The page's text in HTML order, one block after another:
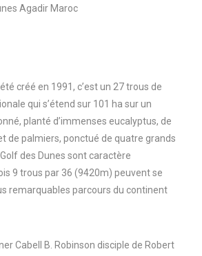
créé en 1991, c’est un 27 trous de
qui s’étend sur 101 ha sur un
planté d’immenses eucalyptus, de
de palmiers, ponctué de quatre grands
des Dunes sont caractère
9 trous par 36 (9420m) peuvent se
remarquables parcours du continent
Cabell B. Robinson disciple de Robert